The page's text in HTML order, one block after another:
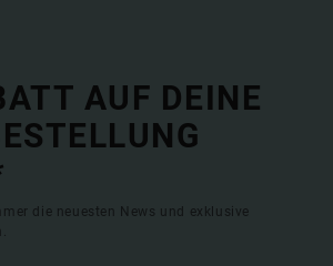
AUF DEINE
die neuesten News und exklusive